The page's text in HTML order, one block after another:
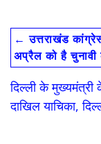
e
b
o
o
k
to
d
o
n
l
← उत्तराखंड
अप्रैल को है चुनावी
दिल्ली के
दाख‍िल याच‍िका,